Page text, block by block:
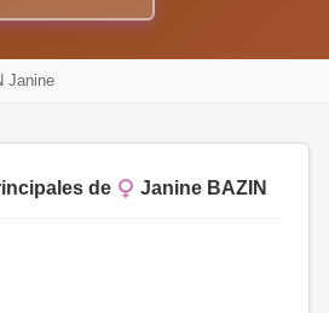
Janine
de Janine BAZIN